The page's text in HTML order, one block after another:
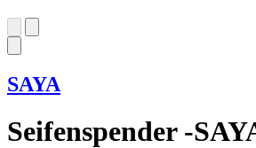
SAYA
Seifenspender -